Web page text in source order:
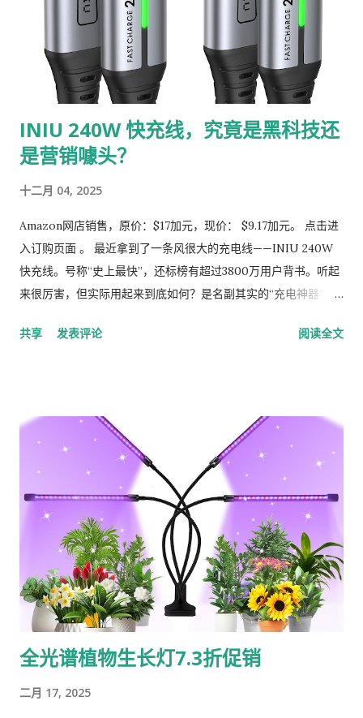
中，你的双脚也能保持温暖和干燥。内衬的透气性也非常好，避
免了因长时间穿着而产生的闷热感，让你在冬季也能享受舒适的
穿着体验。 3. 穿脱方便：弹性设计省时省力 这款靴子配备了高质
量的弹性带，穿脱非常方便。弹性带具有高弹性，即使反复拉伸
也不会变形，使用起来非常耐用。无论是早晨匆忙出门，还是晚
上疲惫回家，这款靴子都能让你轻松穿脱，节省时间和精力。 4.
防滑软底：安全又舒适 靴子的橡胶鞋底不仅耐磨，还具备出色的
湿滑的地面上行走，也能确保你的安全。此外，鞋底柔软舒适，
长时间穿着或行走也不会感到疲劳，非常适合户外活动或日常通
勤。 5. 多场合适用：男女皆宜的百搭单品 这款靴子设计简约大
方，男女皆宜，适合各种场合穿着。无论是冬季的雪天、雨天，
还是滑雪、散步、钓鱼、遛狗等户外活动，它都能轻松应对。同
动，都能展现时尚与实用兼具的风格。 6. 节日送礼佳选：温暖贴
份贴心的礼物。 总结 这款冬季靴子集防水、保暖、防滑和舒适于
一身，是一款性价比极高的冬季必备单品。无论是应对恶劣天
气...
INIU 240W 快充线，究竟是黑科技还
是营销噱头？
十二月 04, 2025
Amazon网店销售，原价：$17加元，现价： $9.17加元。 点击进
入订购页面 。 最近拿到了一条风很大的充电线——INIU 240W
快充线。号称“史上最快”，还标榜有超过3800万用户背书。听起
来很厉害，但实际用起来到底如何？是名副其实的“充电神器”，
份真实测评。 #### **开箱与第一印象：扎实的做工与诚意配
标注了**长达3年的质保**，这在消费类线材里确实少见，看得出
品牌对自家产品耐用性的信心。 #### **核心实测：“史上最
快”到底有多快？** 这是大家最关心的部分。INIU宣称其240W
规格刷新了快充记录。为了验证，我分别测试了手边的几款设
备： * **MacBook Pro 16英寸 (M1 Pro)**：使用140W原装充
电头，半小时电量从10%冲到了 **85%以上**，与宣传的88%非
常接近。对于需要紧急出门的场景，这个回血速度堪称救命。 *
**iPad Pro (M2)**：同样在半小时内充入了超过90%的电量，
看剧、画图的电量焦虑大幅缓解。 * **三星 Galaxy S23
Ultra**：成功激活了45W超级快充协议，充电速度与原装线无
异，前半段充电如飞。 **测评员提示**：要实现这样的极速，**
20W“五福一安”，那这条线的潜力完全无法发挥。它是一把“利
共享 发表评论 阅读全文
全光谱植物生长灯7.3折促销
二月 17, 2025